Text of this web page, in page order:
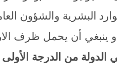
و ينبغي أن يحمل ظرف
من الدرجة